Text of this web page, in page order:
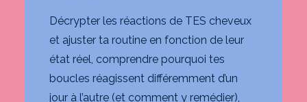
Décrypter les réactions de TES cheveux
et ajuster ta routine en fonction de leur
état réel, comprendre pourquoi tes
boucles réagissent différemment d’un
jour à l’autre (et comment y remédier),